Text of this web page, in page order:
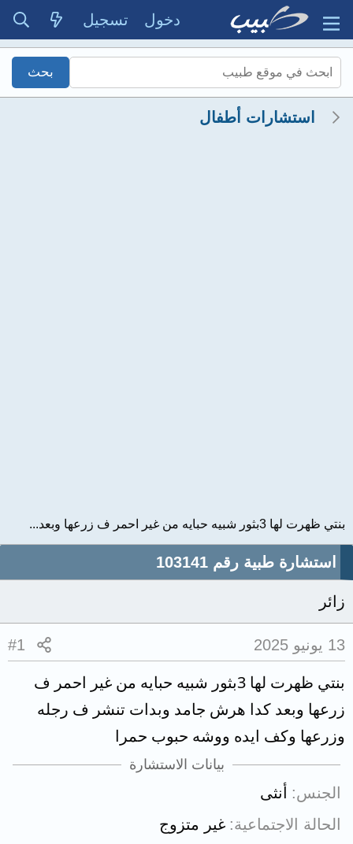
دخول تسجيل
استشارات أطفال
بنتي ظهرت لها 3بثور شبيه حبايه من غير احمر ف زرعها وبعد...
استشارة طبية رقم 103141
زائر
13 يونيو 2025 #1
بنتي ظهرت لها 3بثور شبيه حبايه من غير احمر ف
زرعها وبعد كدا هرش جامد وبدات تنشر ف رجله
وزرعها وكف ايده ووشه حبوب حمرا
بيانات الاستشارة
الجنس
أنثى
الحالة الاجتماعية غير متزوج